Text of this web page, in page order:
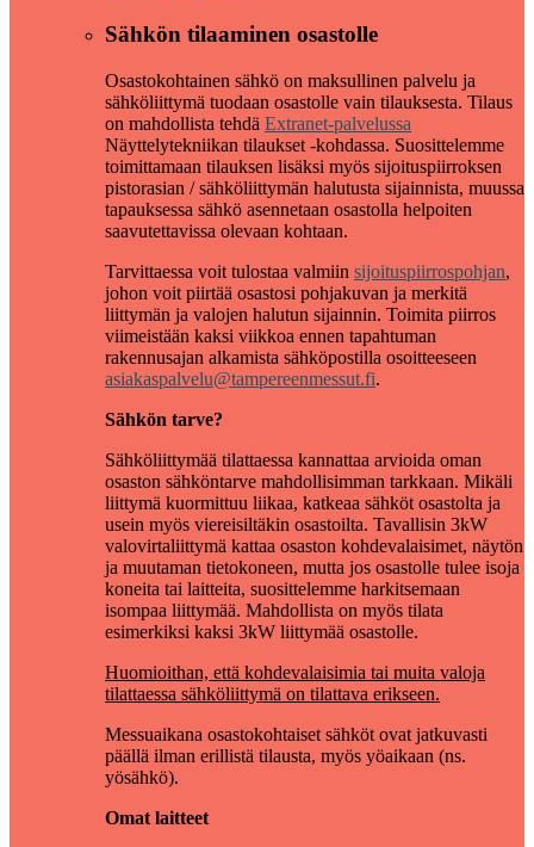
Sähkön tilaaminen osastolle
Osastokohtainen sähkö on maksullinen palvelu ja
sähköliittymä tuodaan osastolle vain tilauksesta. Tilaus
on mahdollista tehdä Extranet-palvelussa
Näyttelytekniikan tilaukset -kohdassa. Suosittelemme
toimittamaan tilauksen lisäksi myös sijoituspiirroksen
pistorasian / sähköliittymän halutusta sijainnista, muussa
tapauksessa sähkö asennetaan osastolla helpoiten
saavutettavissa olevaan kohtaan.
Tarvittaessa voit tulostaa valmiin sijoituspiirrospohjan,
johon voit piirtää osastosi pohjakuvan ja merkitä
liittymän ja valojen halutun sijainnin. Toimita piirros
viimeistään kaksi viikkoa ennen tapahtuman
rakennusajan alkamista sähköpostilla osoitteeseen
asiakaspalvelu@tampereenmessut.fi.
Sähkön tarve?
Sähköliittymää tilattaessa kannattaa arvioida oman
osaston sähköntarve mahdollisimman tarkkaan. Mikäli
liittymä kuormittuu liikaa, katkeaa sähköt osastolta ja
usein myös viereisiltäkin osastoilta. Tavallisin 3kW
valovirtaliittymä kattaa osaston kohdevalaisimet, näytön
ja muutaman tietokoneen, mutta jos osastolle tulee isoja
koneita tai laitteita, suosittelemme harkitsemaan
isompaa liittymää. Mahdollista on myös tilata
esimerkiksi kaksi 3kW liittymää osastolle.
Huomioithan, että kohdevalaisimia tai muita valoja
tilattaessa sähköliittymä on tilattava erikseen.
Messuaikana osastokohtaiset sähköt ovat jatkuvasti
päällä ilman erillistä tilausta, myös yöaikaan (ns.
yösähkö).
Omat laitteet